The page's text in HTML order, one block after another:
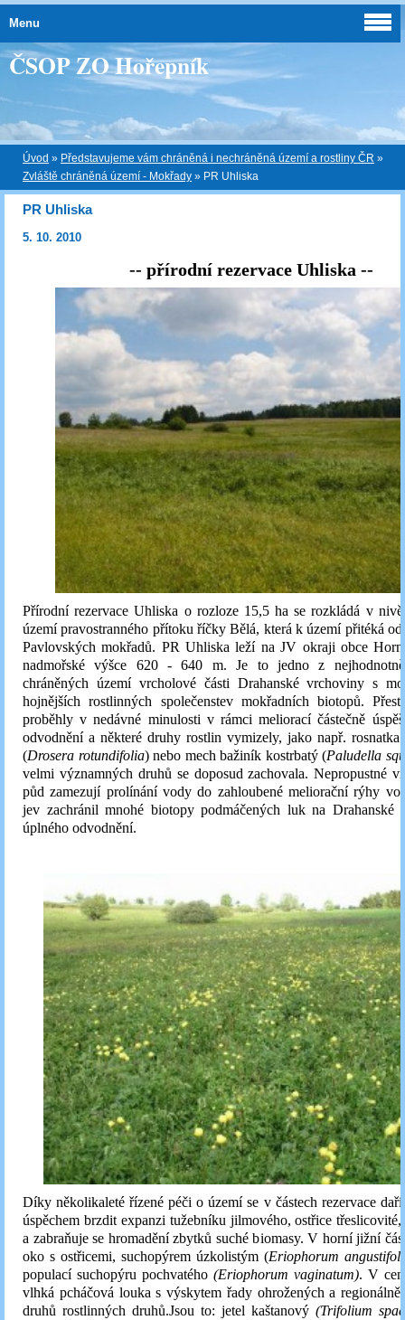
ČSOP ZO Hořepník
Úvod » Představujeme vám chráněná i nechráněná území a rostliny ČR »
Zvláště chráněná území - Mokřady » PR Uhliska
PR Uhliska
5. 10. 2010
-- přírodní rezervace Uhliska --
Přírodní rezervace Uhliska o rozloze 15,5 ha se rozkládá v nivě
území pravostranného přítoku říčky Bělá, která k území přitéká
Pavlovských mokřadů. PR Uhliska leží na JV okraji obce
nadmořské výšce 620 - 640 m. Je to jedno z
chráněných území vrcholové části Drahanské vrchoviny s
hojnějších rostlinných společenstev mokřadních biotopů.
proběhly v nedávné minulosti v rámci meliorací částečně
odvodnění a některé druhy rostlin vymizely, jako např. rosnatka
(Drosera rotundifolia) nebo mech bažiník kostrbatý (Paludella
velmi významných druhů se doposud zachovala. Nepropustné
půd zamezují prolínání vody do zahloubené meliorační rýhy
jev zachránil mnohé biotopy podmáčených luk na Drahanské
úplného odvodnění.
Díky několikaleté řízené péči o území se v částech rezervace
úspěchem brzdit expanzi tužebníku jilmového, ostřice
a zabraňuje se hromadění zbytků suché biomasy. V horní jižní
oko s ostřicemi, suchopýrem úzkolistým (Eriophorum
populací suchopýru pochvatého (Eriophorum vaginatum). V
vlhká pcháčová louka s výskytem řady ohrožených a
druhů rostlinných druhů.Jsou to: jetel kaštanový (Trifolium
Menu